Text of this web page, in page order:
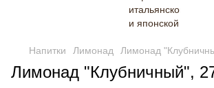
Напитки Лимонад Лимонад
Лимонад "Клубничный",